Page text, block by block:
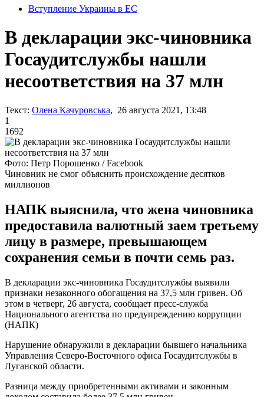
Вступление Украины в ЕС
В декларации экс-чиновника
Госаудитслужбы нашли
несоответствия на 37 млн
Текст: Олена Качуровська, 26 августа 2021, 13:48
1
1692
Фото: Петр Порошенко / Facebook
Чиновник не смог объяснить происхождение десятков
миллионов
НАПК выяснила, что жена чиновника
предоставила валютный заем третьему
лицу в размере, превышающем
сохранения семьи в почти семь раз.
В декларации экс-чиновника Госаудитслужбы выявили
признаки незаконного обогащения на 37,5 млн гривен. Об
этом в четверг, 26 августа, сообщает пресс-служба
Национального агентства по предупреждению коррупции
(НАПК)
Нарушение обнаружили в декларации бывшего начальника
Управления Северо-Восточного офиса Госаудитслужбы в
Луганской области.
Разница между приобретенными активами и законным